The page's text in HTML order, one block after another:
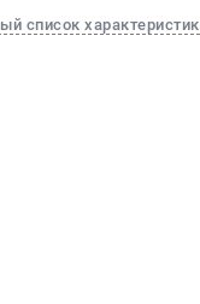
список характеристик